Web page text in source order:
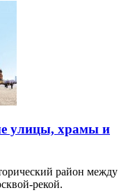
улицы, храмы и
район между
рекой.